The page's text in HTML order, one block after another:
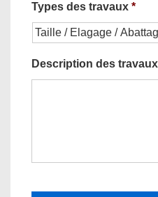
Types des travaux *
Description des